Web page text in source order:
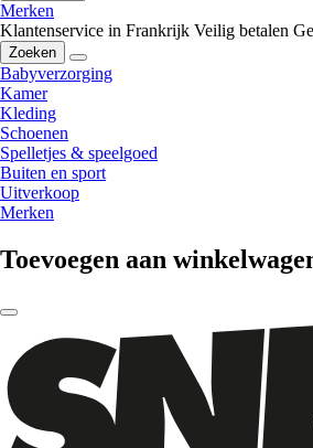
Merken
Klantenservice in Frankrijk Veilig betalen
Zoeken
Babyverzorging
Kamer
Kleding
Schoenen
Spelletjes & speelgoed
Buiten en sport
Uitverkoop
Merken
Toevoegen aan